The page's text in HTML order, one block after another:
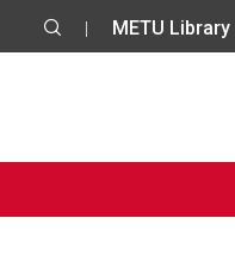
METU Library